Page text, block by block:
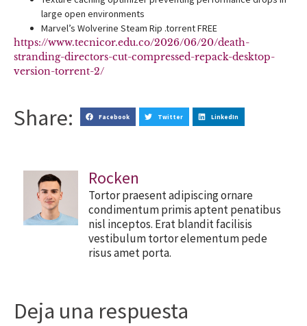
large open environments
Marvel’s Wolverine Steam Rip .torrent FREE
https://www.tecnicor.edu.co/2026/06/20/death-
stranding-directors-cut-compressed-repack-desktop-
version-torrent-2/
Share: Facebook Twitter LinkedIn
Rocken
Tortor praesent adipiscing ornare
condimentum primis aptent penatibus
nisl inceptos. Erat blandit facilisis
vestibulum tortor elementum pede
risus amet porta.
Deja una respuesta